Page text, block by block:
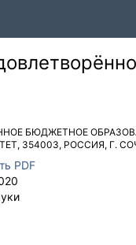
БЮДЖЕТНОЕ
, 354003, РОССИЯ, Г.
PDF